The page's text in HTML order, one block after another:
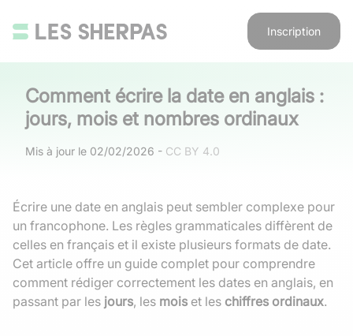
Inscription
Comment écrire la date en anglais :
jours, mois et nombres ordinaux
Mis à jour le 02/02/2026 - CC BY 4.0
Écrire une date en anglais peut sembler complexe pour
un francophone. Les règles grammaticales diffèrent de
celles en français et il existe plusieurs formats de date.
Cet article offre un guide complet pour comprendre
comment rédiger correctement les dates en anglais, en
passant par les jours, les mois et les chiffres ordinaux.